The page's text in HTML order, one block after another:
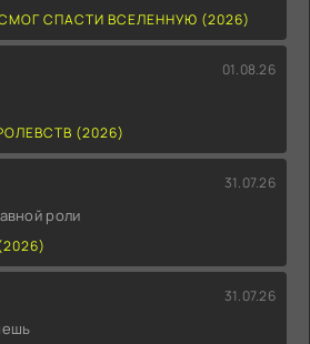
СПАСТИ ВСЕЛЕННУЮ (2026)
01.08.26
(2026)
31.07.26
роли
31.07.26